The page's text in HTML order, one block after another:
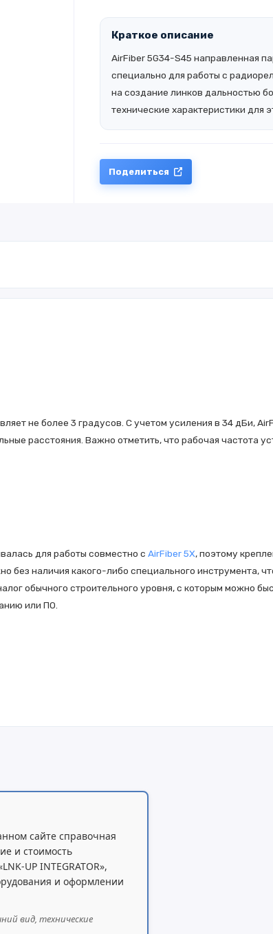
Краткое описание
AirFiber 5G34-S45 направленная
специально для работы с
на создание линков дальностью
технические характеристики для
Поделиться
не более 3 градусов. С учетом усиления в 34 дБи,
расстояния. Важно отметить, что рабочая частота
для работы совместно сAirFiber 5X, поэтому
без наличия какого-либо специального инструмента,
обычного строительного уровня, с которым можно
или ПО.
от попадания влаги. Это дает возможность
сайте справочная
и стоимость
UP INTEGRATOR»,
и оформлении
вид, технические